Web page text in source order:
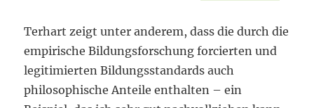
Terhart zeigt unter anderem, dass die durch die
empirische Bildungsforschung forcierten und
legitimierten Bildungsstandards auch
philosophische Anteile enthalten – ein